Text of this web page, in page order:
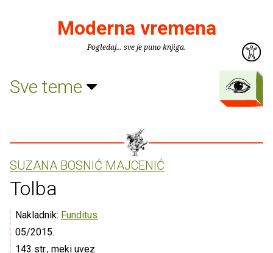
Moderna vremena
Pogledaj... sve je puno knjiga.
Sve teme
SUZANA BOSNIĆ MAJCENIĆ
Tolba
Nakladnik: Funditus
05/2015.
143 str., meki uvez